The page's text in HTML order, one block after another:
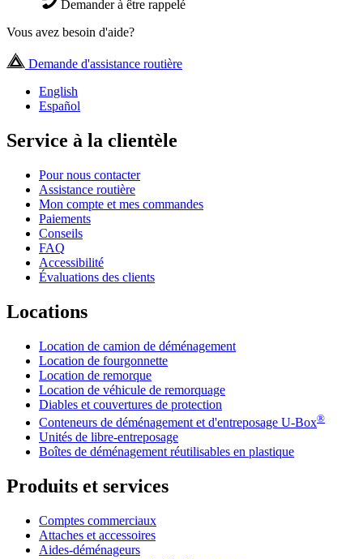
Demander à être rappelé
Vous avez besoin d'aide?
Demande d'assistance routière
English
Español
Service à la clientèle
Pour nous contacter
Assistance routière
Mon compte et mes commandes
Paiements
Conseils
FAQ
Accessibilité
Évaluations des clients
Locations
Location de camion de déménagement
Location de fourgonnette
Location de remorque
Location de véhicule de remorquage
Diables et couvertures de protection
Conteneurs de déménagement et d'entreposage U-Box®
Unités de libre-entreposage
Boîtes de déménagement réutilisables en plastique
Produits et services
Comptes commerciaux
Attaches et accessoires
Aides-déménageurs